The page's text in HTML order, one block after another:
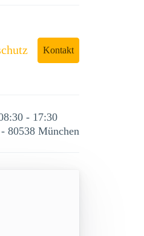
Kontakt
- 17:30
80538 München